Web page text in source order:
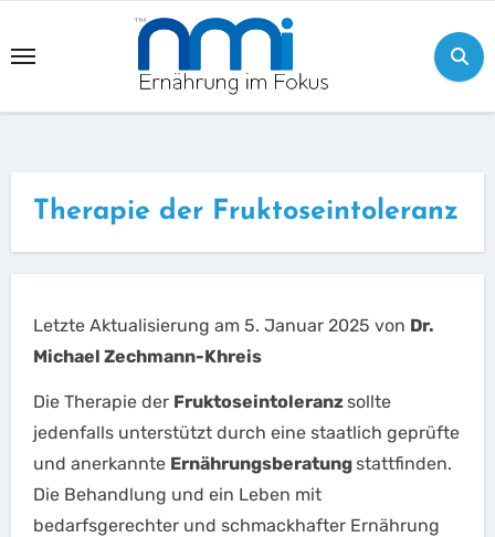
to
Therapie der Fruktoseintoleranz
Letzte Aktualisierung am 5. Januar 2025 von Dr.
Michael Zechmann-Khreis
Die Therapie der Fruktoseintoleranzsollte
jedenfalls unterstützt durch eine staatlich geprüfte
und anerkannte Ernährungsberatungstattfinden.
Die Behandlung und ein Leben mit
bedarfsgerechter und schmackhafter Ernährung